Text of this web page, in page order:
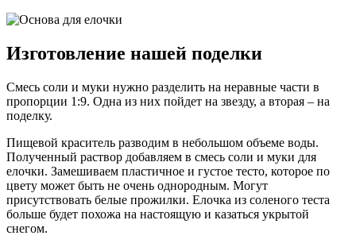
Изготовление нашей поделки
Смесь соли и муки нужно разделить на неравные части в
пропорции 1:9. Одна из них пойдет на звезду, а вторая – на
поделку.
Пищевой краситель разводим в небольшом объеме воды.
Полученный раствор добавляем в смесь соли и муки для
елочки. Замешиваем пластичное и густое тесто, которое по
цвету может быть не очень однородным. Могут
присутствовать белые прожилки. Елочка из соленого теста
больше будет похожа на настоящую и казаться укрытой
снегом.